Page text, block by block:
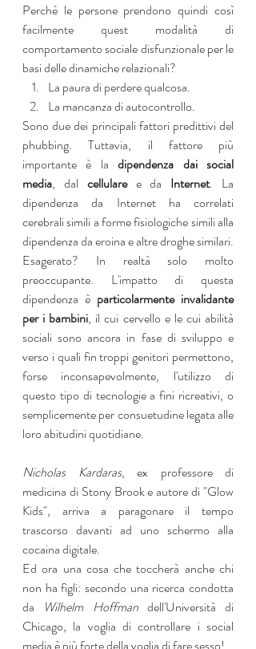
Perché le persone prendono quindi così
facilmente quest modalità di
comportamento sociale disfunzionale per le
basi delle dinamiche relazionali?
La paura di perdere qualcosa.
La mancanza di autocontrollo.
Sono due dei principali fattori predittivi del
phubbing. Tuttavia, il fattore più
importante è la dipendenza dai social
media, dal cellulare e da Internet. La
dipendenza da Internet ha correlati
cerebrali simili a forme fisiologiche simili alla
dipendenza da eroina e altre droghe similari.
Esagerato? In realtà solo molto
preoccupante. L'impatto di questa
dipendenza è particolarmente invalidante
per i bambini, il cui cervello e le cui abilità
sociali sono ancora in fase di sviluppo e
verso i quali fin troppi genitori permettono,
forse inconsapevolmente, l'utilizzo di
questo tipo di tecnologie a fini ricreativi, o
semplicemente per consuetudine legata alle
loro abitudini quotidiane.
Nicholas Kardaras, ex professore di
medicina di Stony Brook e autore di "Glow
Kids", arriva a paragonare il tempo
trascorso davanti ad uno schermo alla
cocaina digitale.
Ed ora una cosa che toccherà anche chi
non ha figli: secondo una ricerca condotta
da
Wilhelm Hoffman dell'Università di
Chicago, la voglia di controllare i social